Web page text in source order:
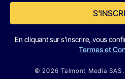
En cliquant sur s'inscrire, vous
Termes et
© 2026 Talmont Media